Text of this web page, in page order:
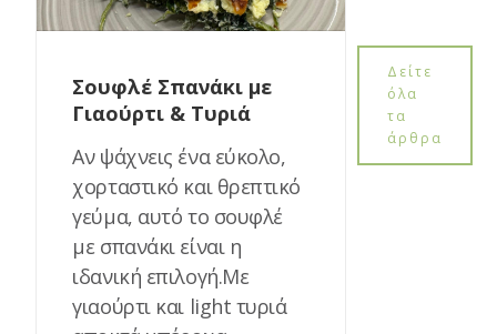
Σουφλέ Σπανάκι με
Γιαούρτι & Τυριά
Αν ψάχνεις ένα εύκολο,
χορταστικό και θρεπτικό
γεύμα, αυτό το σουφλέ
με σπανάκι είναι η
ιδανική επιλογή.Με
γιαούρτι και light τυριά
Δείτε
όλα
τα
άρθρα